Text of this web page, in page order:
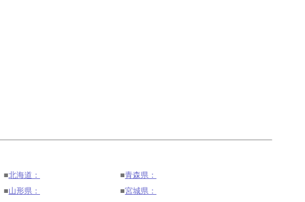
■北海道： ■青森県：
■山形県： ■宮城県：